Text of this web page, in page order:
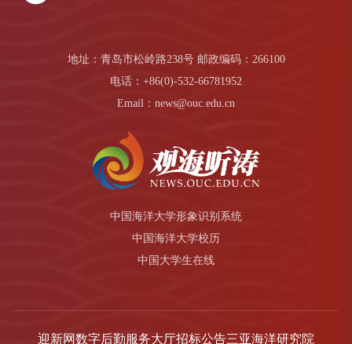
地址：青岛市松岭路238号 邮政编码：266100
电话：+86(0)-532-66781952
Email：news@ouc.edu.cn
中国海洋大学形象识别系统
中国海洋大学校历
中国大学生在线
迎新网数字后勤服务大厅招标公告三亚海洋研究院